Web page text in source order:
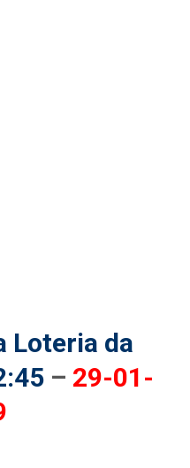
Loteria da
– 29-01-